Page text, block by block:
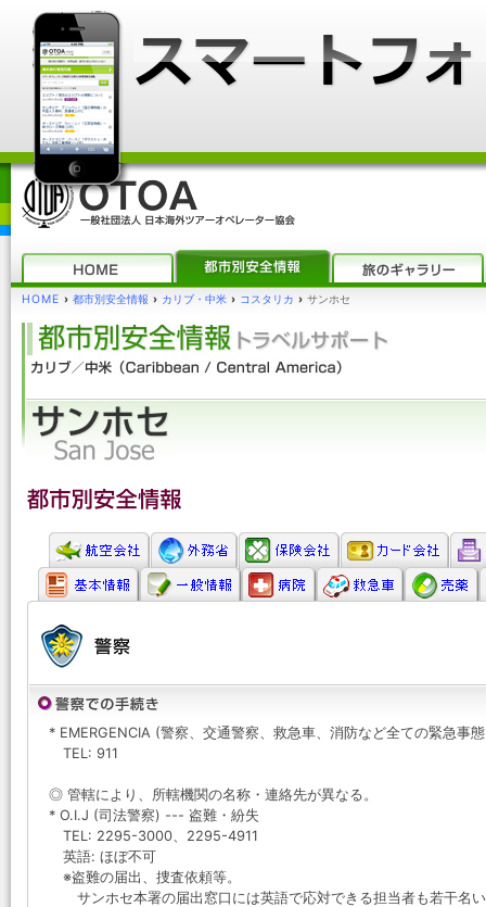
HOME › 都市別安全情報 › カリブ・中米 › コスタリカ › サンホセ
* EMERGENCIA (警察、交通警察、救急車、消防など全ての緊急事
TEL: 911
◎ 管轄により、所轄機関の名称・連絡先が異なる。
* O.I.J (司法警察) --- 盗難・紛失
TEL: 2295-3000、2295-4911
英語: ほぼ不可
※盗難の届出、捜査依頼等。
サンホセ本署の届出窓口には英語で応対できる担当者も若干名